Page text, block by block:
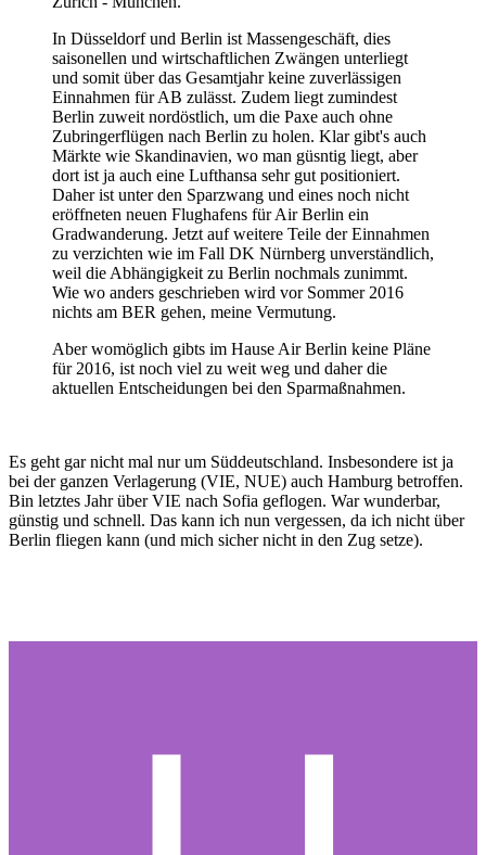
In Düsseldorf und Berlin ist Massengeschäft, dies
saisonellen und wirtschaftlichen Zwängen unterliegt
und somit über das Gesamtjahr keine zuverlässigen
Einnahmen für AB zulässt. Zudem liegt zumindest
Berlin zuweit nordöstlich, um die Paxe auch ohne
Zubringerflügen nach Berlin zu holen. Klar gibt's auch
Märkte wie Skandinavien, wo man güsntig liegt, aber
dort ist ja auch eine Lufthansa sehr gut positioniert.
Daher ist unter den Sparzwang und eines noch nicht
eröffneten neuen Flughafens für Air Berlin ein
Gradwanderung. Jetzt auf weitere Teile der Einnahmen
zu verzichten wie im Fall DK Nürnberg unverständlich,
weil die Abhängigkeit zu Berlin nochmals zunimmt.
Wie wo anders geschrieben wird vor Sommer 2016
nichts am BER gehen, meine Vermutung.
Aber womöglich gibts im Hause Air Berlin keine Pläne
für 2016, ist noch viel zu weit weg und daher die
aktuellen Entscheidungen bei den Sparmaßnahmen.
Es geht gar nicht mal nur um Süddeutschland. Insbesondere ist ja
bei der ganzen Verlagerung (VIE, NUE) auch Hamburg betroffen.
Bin letztes Jahr über VIE nach Sofia geflogen. War wunderbar,
günstig und schnell. Das kann ich nun vergessen, da ich nicht über
Berlin fliegen kann (und mich sicher nicht in den Zug setze).